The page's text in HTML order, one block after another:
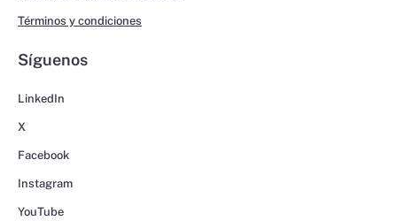
Términos y condiciones
Síguenos
LinkedIn
X
Facebook
Instagram
YouTube